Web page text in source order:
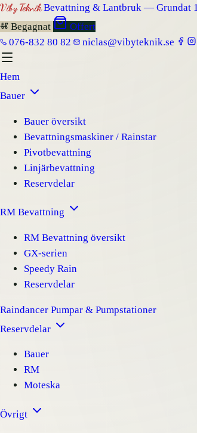
Viby TeknikBevattning & Lantbruk — Grundat
Begagnat
Offert
076-832 80 82
niclas@vibyteknik.se
Hem
Bauer
Bauer översikt
Bevattningsmaskiner / Rainstar
Pivotbevattning
Linjärbevattning
Reservdelar
RM Bevattning
RM Bevattning översikt
GX-serien
Speedy Rain
Reservdelar
Raindancer Pumpar & Pumpstationer
Reservdelar
Bauer
RM
Moteska
Övrigt